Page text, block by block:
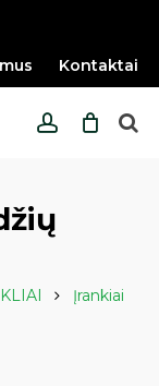
Kontaktai
account
Įrankiai
Filters